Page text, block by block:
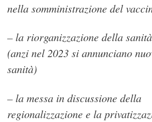
nella somministrazione del
– la riorganizzazione della
(anzi nel 2023 si annunciano
sanità)
– la messa in discussione della
regionalizzazione e la